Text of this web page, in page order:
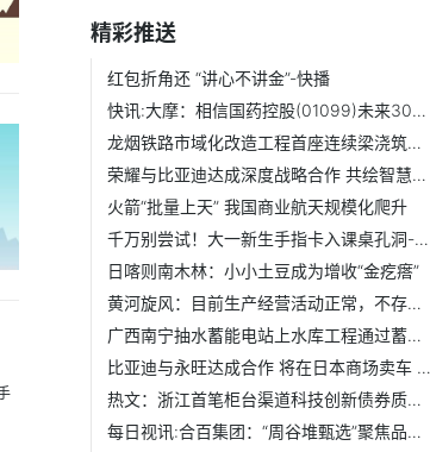
精彩推送
红包折角还 “讲心不讲金”-快播
快讯:大摩：相信国药控股(01099)未来30天内股价将升 目标价22.5港元
龙烟铁路市域化改造工程首座连续梁浇筑完成，施工迎关键推进节点
荣耀与比亚迪达成深度战略合作 共绘智慧出行"全场景互联"新蓝图
火箭“批量上天” 我国商业航天规模化爬升
千万别尝试！大一新生手指卡入课桌孔洞-信息
日喀则南木林：小小土豆成为增收“金疙瘩”
黄河旋风：目前生产经营活动正常，不存在应披露而未披露的重...
广西南宁抽水蓄能电站上水库工程通过蓄水前验收
比亚迪与永旺达成合作 将在日本商场卖车 每日焦点
热文：浙江首笔柜台渠道科技创新债券质押再贷款业务落地
每日视讯:合百集团：“周谷堆甄选”聚焦品质溯源，“生鲜到家...